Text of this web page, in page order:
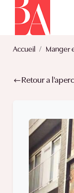
Accueil Manger
Retour a